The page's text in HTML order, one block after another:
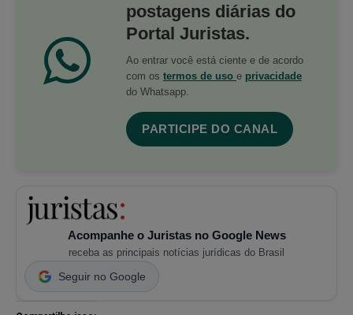
postagens diárias do
Portal Juristas.
Ao entrar você está ciente e de acordo
com os termos de uso e privacidade
do Whatsapp.
PARTICIPE DO CANAL
Acompanhe o Juristas no Google News
receba as principais notícias jurídicas do Brasil
Seguir no Google